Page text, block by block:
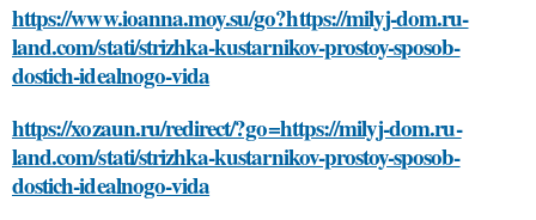
https://www.ioanna.moy.su/go?https://milyj-dom.ru-
land.com/stati/strizhka-kustarnikov-prostoy-sposob-
dostich-idealnogo-vida
https://xozaun.ru/redirect/?go=https://milyj-dom.ru-
land.com/stati/strizhka-kustarnikov-prostoy-sposob-
dostich-idealnogo-vida